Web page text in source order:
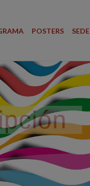
POSTERS SEDE